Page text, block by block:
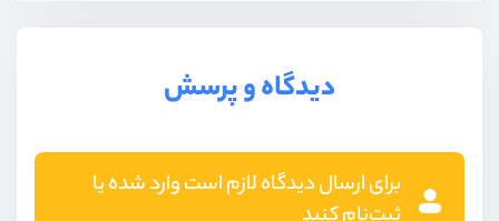
دیدگاه و پرسش
برای ارسال دیدگاه لازم است وارد شده یا